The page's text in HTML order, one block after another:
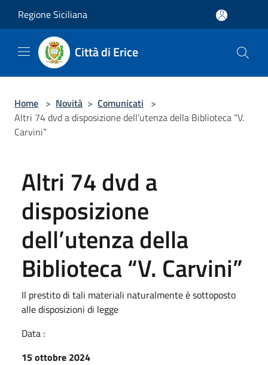
Regione Siciliana
Città di Erice
Home > Novità > Comunicati >
Altri 74 dvd a disposizione dell’utenza della Biblioteca “V.
Carvini”
Altri 74 dvd a
disposizione
dell’utenza della
Biblioteca “V. Carvini”
Il prestito di tali materiali naturalmente è sottoposto
alle disposizioni di legge
Data :
15 ottobre 2024